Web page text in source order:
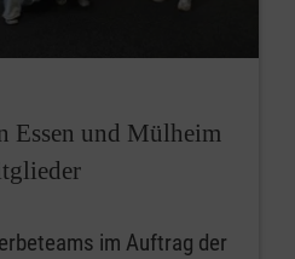
Essen und Mülheim
im Auftrag der